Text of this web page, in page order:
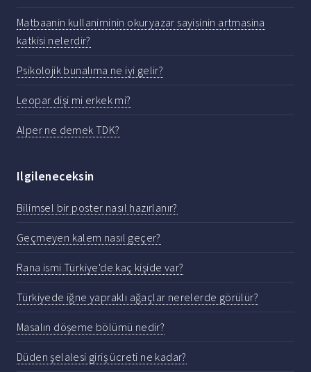
Matbaanin kullaniminin okuryazar sayisinin artmasina
katkisi nelerdir?
Psikolojik bunalıma ne iyi gelir?
Leopar dişi mi erkek mi?
Alper ne demek TDK?
Ilgileneceksin
Bilimsel bir poster nasıl hazırlanır?
Geçmeyen kalem nasıl geçer?
Rana ismi Türkiye'de kaç kişide var?
Türkiyede iğne yapraklı ağaçlar nerelerde görülür?
Masalın döşeme bölümü nedir?
Düden şelalesi giriş ücreti ne kadar?